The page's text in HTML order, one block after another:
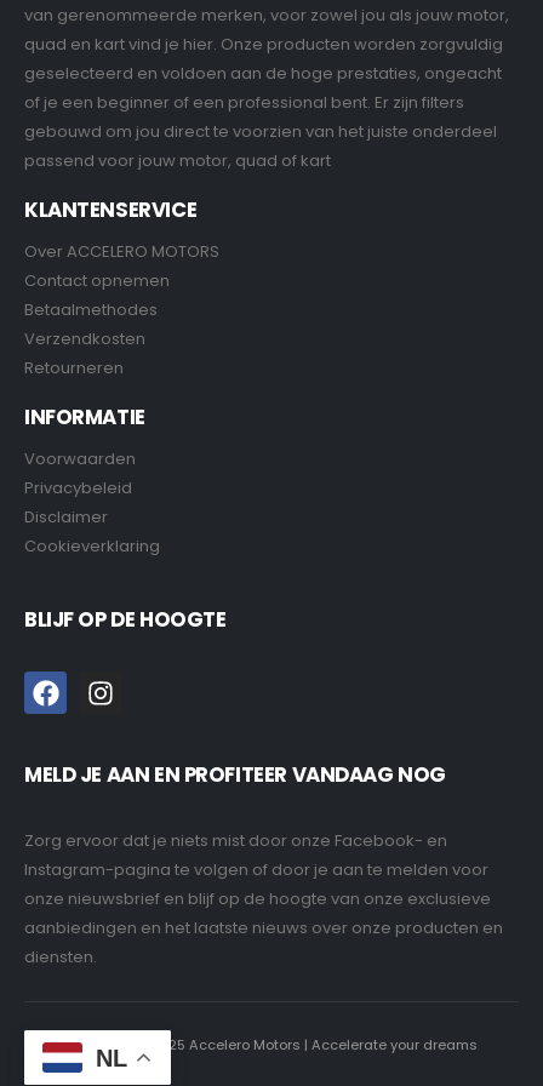
van gerenommeerde merken, voor zowel jou als jouw motor,
quad en kart vind je hier. Onze producten worden zorgvuldig
geselecteerd en voldoen aan de hoge prestaties, ongeacht
of je een beginner of een professional bent. Er zijn filters
gebouwd om jou direct te voorzien van het juiste onderdeel
passend voor jouw motor, quad of kart
KLANTENSERVICE
Over ACCELERO MOTORS
Contact opnemen
Betaalmethodes
Verzendkosten
Retourneren
INFORMATIE
Voorwaarden
Privacybeleid
Disclaimer
Cookieverklaring
BLIJF OP DE HOOGTE
MELD JE AAN EN PROFITEER VANDAAG NOG
Zorg ervoor dat je niets mist door onze Facebook- en
Instagram-pagina te volgen of door je aan te melden voor
onze nieuwsbrief en blijf op de hoogte van onze exclusieve
aanbiedingen en het laatste nieuws over onze producten en
diensten.
Copyright © 2025 Accelero Motors | Accelerate your dreams
NL